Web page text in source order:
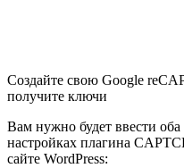
Создайте свою Google
получите ключи
Вам нужно будет ввести
настройках плагина
сайте WordPress: